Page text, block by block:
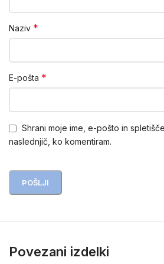
Naziv *
E-pošta *
Shrani moje ime, e-pošto in
naslednjič, ko komentiram.
Povezani izdelki